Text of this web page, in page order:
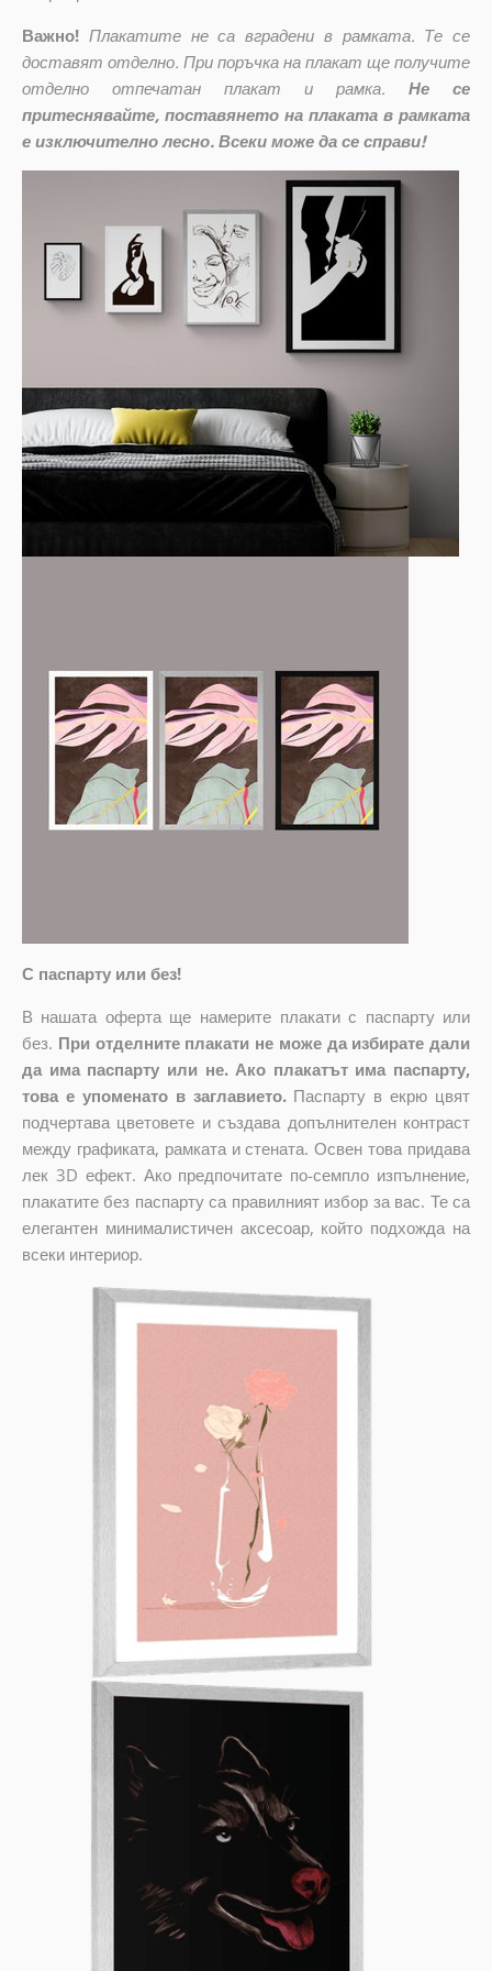
Важно! Плакатите не са вградени в рамката. Те се
доставят отделно. При поръчка на плакат ще получите
отделно отпечатан плакат и рамка.
Не се
притеснявайте, поставянето на плаката в рамката
е изключително лесно. Всеки може да се справи!
С паспарту или без!
В нашата оферта ще намерите плакати с паспарту или
без. При отделните плакати не може да избирате дали
да има паспарту или не. Ако плакатът има паспарту,
това е упоменато в заглавието. Паспарту в екрю цвят
подчертава цветовете и създава допълнителен контраст
между графиката, рамката и стената. Освен това придава
лек 3D ефект. Ако предпочитате по-семпло изпълнение,
плакатите без паспарту са правилният избор за вас. Те са
елегантен минималистичен аксесоар, който подхожда на
всеки интериор.